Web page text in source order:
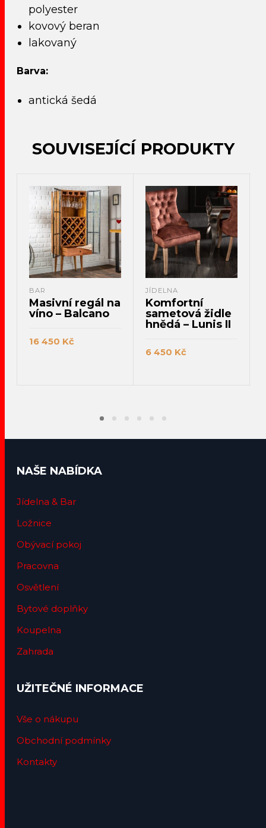
polyester
kovový beran
lakovaný
Barva:
antická šedá
SOUVISEJÍCÍ PRODUKTY
BAR
Masivní regál na
víno – Balcano
16 450 Kč
JÍDELNA
Komfortní
sametová židle
hnědá – Lunis II
6 450 Kč
NAŠE NABÍDKA
Jídelna & Bar
Ložnice
Obývací pokoj
Pracovna
Osvětlení
Bytové doplňky
Koupelna
Zahrada
UŽITEČNÉ INFORMACE
Vše o nákupu
Obchodní podmínky
Kontakty